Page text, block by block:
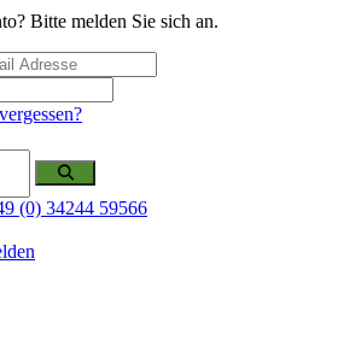
Bitte melden Sie sich an.
(0) 34244 59566